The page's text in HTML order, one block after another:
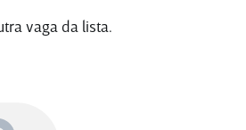
vaga da lista.